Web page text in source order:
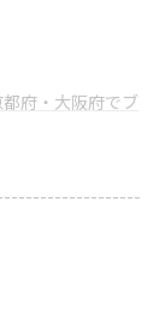
府・大阪府でブ